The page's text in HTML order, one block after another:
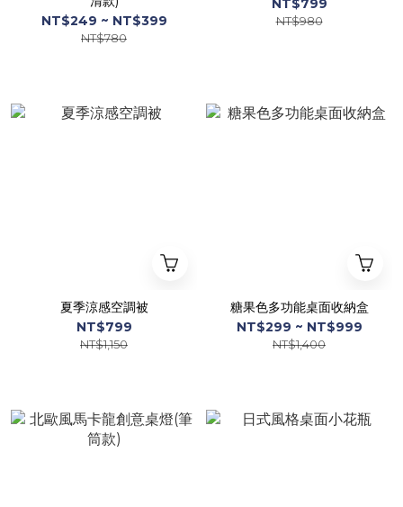
NT$249 ~ NT$399
NT$780
NT$799
NT$980
夏季涼感空調被
NT$799
NT$1,150
糖果色多功能桌面收納盒
NT$299 ~ NT$999
NT$1,400